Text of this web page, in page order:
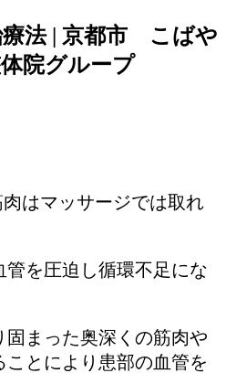
療法 | 京都市 こばや
院グループ
はマッサージでは取れ
を圧迫し循環不足にな
まった奥深くの筋肉や
とにより患部の血管を